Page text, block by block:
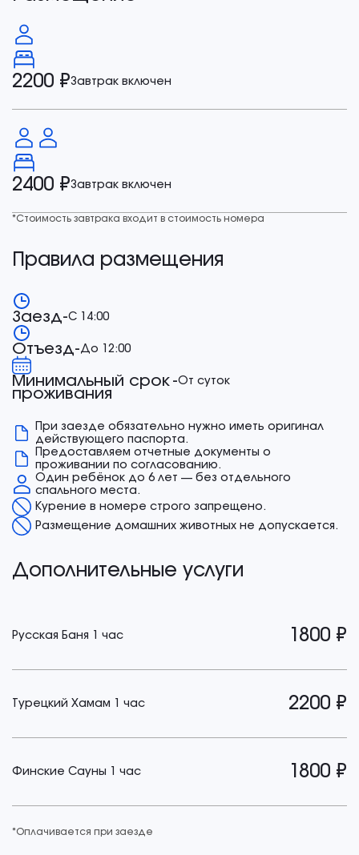
2200 ₽Завтрак включен
2400 ₽Завтрак включен
*Стоимость завтрака входит в стоимость номера
Правила размещения
Заезд-С 14:00
Отъезд-До 12:00
Минимальный срок
проживания
-От суток
При заезде обязательно нужно иметь оригинал
действующего паспорта.
Предоставляем отчетные документы о
проживании по согласованию.
Один ребёнок до 6 лет — без отдельного
спального места.
Курение в номере строго запрещено.
Размещение домашних животных не допускается.
Дополнительные услуги
Русская Баня 1 час 1800 ₽
Турецкий Хамам 1 час 2200 ₽
Финские Сауны 1 час 1800 ₽
*Оплачивается при заезде